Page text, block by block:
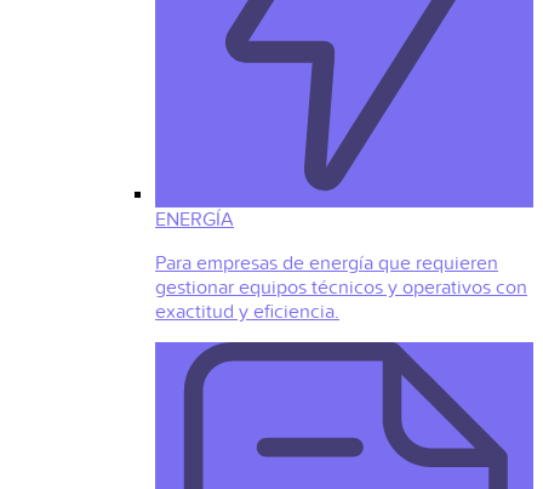
ENERGÍA
Para empresas de energía que requieren
gestionar equipos técnicos y operativos con
exactitud y eficiencia.